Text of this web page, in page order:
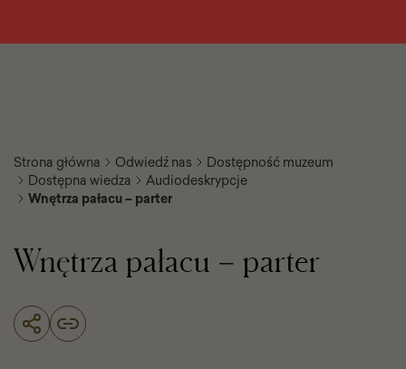
Strona główna Odwiedź nas
Dostępność muzeum
Dostępna wiedza
Audiodeskrypcje
Wnętrza pałacu – parter
Wnętrza pałacu – parter